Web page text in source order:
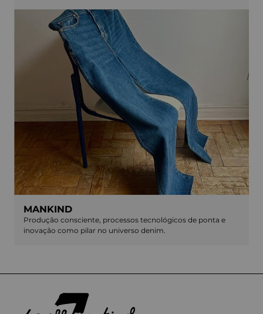
MANKIND
Produção consciente, processos tecnológicos de ponta e
inovação como pilar no universo denim.